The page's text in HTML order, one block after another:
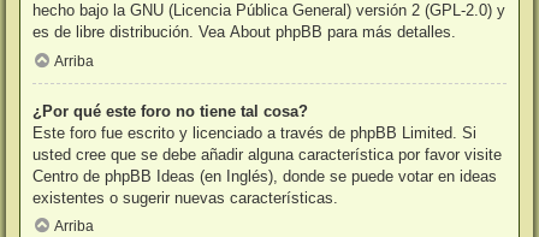
hecho bajo la GNU (Licencia Pública General) versión 2 (GPL-2.0) y
es de libre distribución. Vea About phpBB para más detalles.
Arriba
¿Por qué este foro no tiene tal cosa?
Este foro fue escrito y licenciado a través de phpBB Limited. Si
usted cree que se debe añadir alguna característica por favor visite
Centro de phpBB Ideas (en Inglés), donde se puede votar en ideas
existentes o sugerir nuevas características.
Arriba